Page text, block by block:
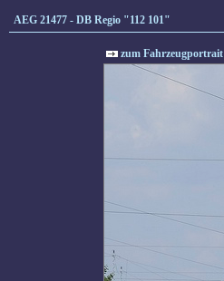
AEG 21477 - DB Regio "112 101"
zum Fahrzeugportrait